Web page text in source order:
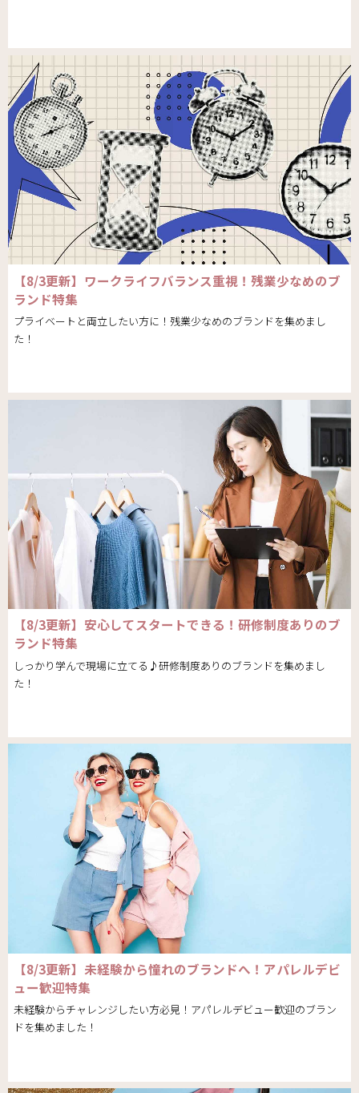
【8/3更新】ワークライフバランス重視！残業少なめのブ
ランド特集
プライベートと両立したい方に！残業少なめのブランドを集めまし
た！
【8/3更新】安心してスタートできる！研修制度ありのブ
ランド特集
しっかり学んで現場に立てる♪研修制度ありのブランドを集めまし
た！
【8/3更新】未経験から憧れのブランドへ！アパレルデビ
ュー歓迎特集
未経験からチャレンジしたい方必見！アパレルデビュー歓迎のブラン
ドを集めました！